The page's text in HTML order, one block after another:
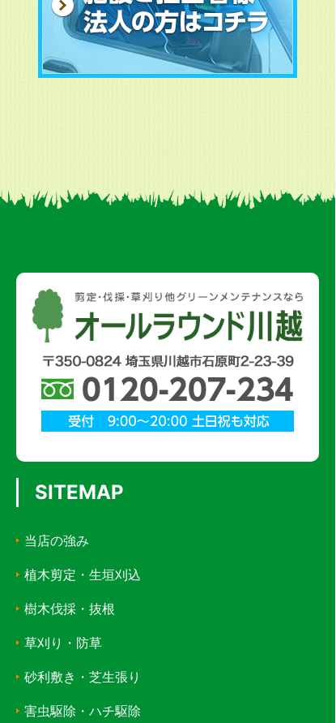
SITEMAP
当店の強み
植木剪定・生垣刈込
樹木伐採・抜根
草刈り・防草
砂利敷き・芝生張り
害虫駆除・ハチ駆除